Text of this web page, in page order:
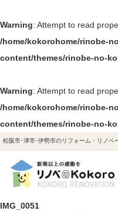
Warning: Attempt to read
/home/kokorohome/rinobe-
content/themes/rinobe-no-
Warning: Attempt to read
/home/kokorohome/rinobe-
content/themes/rinobe-no-
松阪市･津市･伊勢市のリフォーム・リノベ
IMG_0051